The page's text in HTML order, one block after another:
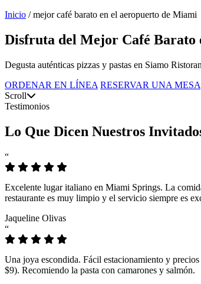
Inicio / mejor café barato en el aeropuerto de Miami
Disfruta del Mejor Café Barato
Degusta auténticas pizzas y pastas en Siamo
ORDENAR EN LÍNEA RESERVAR UNA MESA
Scroll
Testimonios
Lo Que Dicen Nuestros
“
Excelente lugar italiano en Miami Springs. La
restaurante es muy limpio y el servicio siempre es
Jaqueline Olivas
“
Una joya escondida. Fácil estacionamiento y
$9). Recomiendo la pasta con camarones y salmón.